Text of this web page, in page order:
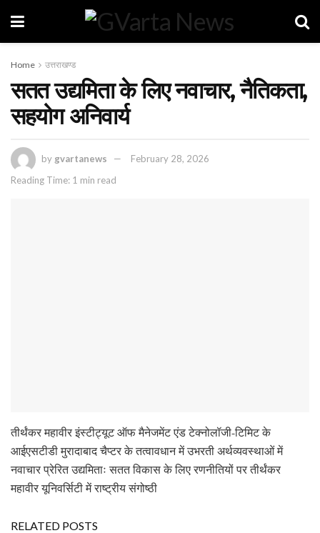
Home उत्तराखण्ड
सतत उद्यमिता के लिए नवाचार, नैतिकता,
सहयोग अनिवार्य
by gvartanews
February 28, 2026
Reading Time: 1 min read
तीर्थंकर महावीर इंस्टीट्यूट ऑफ मैनेजमेंट एंड टेक्नोलॉजी-टिमिट के
आईएसटीडी मुरादाबाद चैप्टर के तत्वावधान में उभरती अर्थव्यवस्थाओं में
नवाचार प्रेरित उद्यमिताः सतत विकास के लिए रणनीतियों पर तीर्थंकर
महावीर यूनिवर्सिटी में राष्ट्रीय संगोष्ठी
RELATED POSTS